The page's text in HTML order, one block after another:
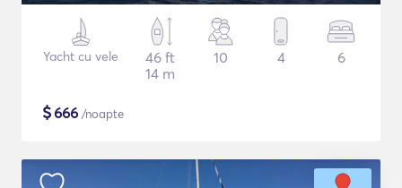
Yacht cu vele
46 ft
14 m
10 4 6
$666 /noapte